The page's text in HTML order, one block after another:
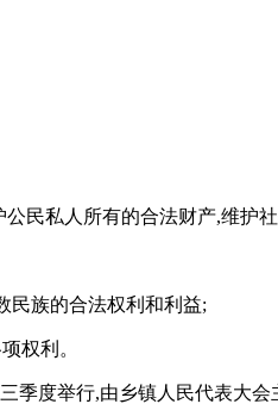
民私人所有的合法财产,维护
民族的合法权利和利益;
权利。
季度举行,由乡镇人民代表大会